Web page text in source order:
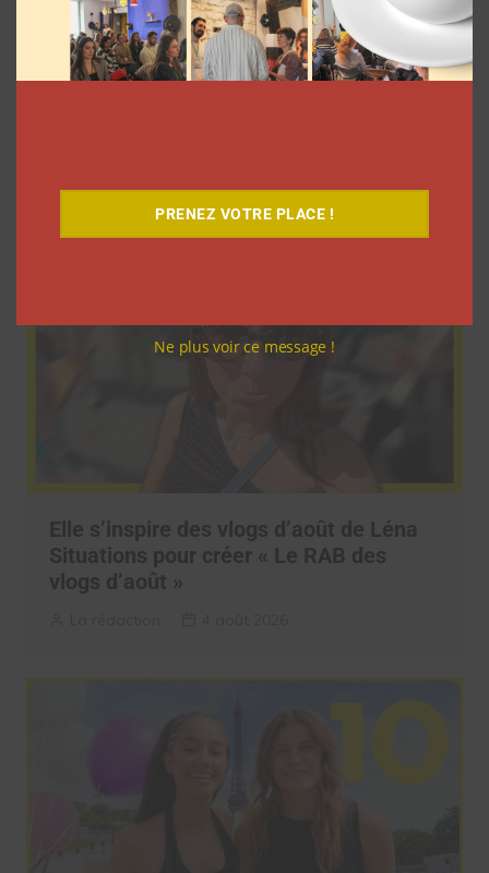
La rédaction 5 août 2026
Elle s’inspire des vlogs d’août de Léna
Situations pour créer « Le RAB des
vlogs d’août »
PRENEZ VOTRE PLACE !
Ne plus voir ce message !